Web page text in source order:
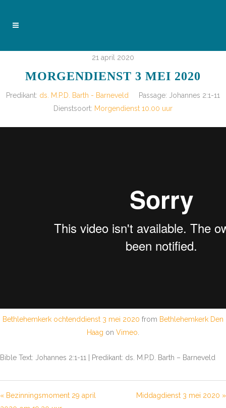
21 april 2020
MORGENDIENST 3 MEI 2020
Predikant: ds. M.P.D. Barth - Barneveld Passage: Johannes 2:1-11
Dienstsoort: Morgendienst 10.00 uur
Bethlehemkerk ochtenddienst 3 mei 2020 from Bethlehemkerk Den
Haag on Vimeo
Bible Text: Johannes 2:1-11 | Predikant: ds. M.P.D. Barth – Barneveld
« Bezinningsmoment 29 april
Middagdienst 3 mei 2020 »